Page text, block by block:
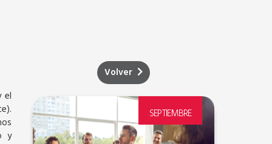
el
y
Volver
SEPTIEMBRE